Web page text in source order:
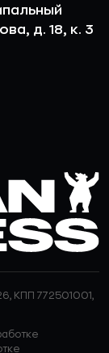
д. 18, к. 3
КПП 772501001,